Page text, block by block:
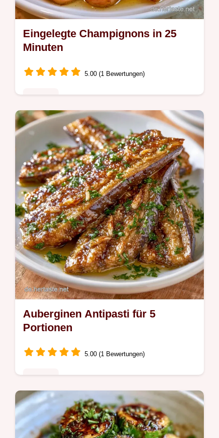
Eingelegte Champignons in 25
Minuten
5.00 (1 Bewertungen)
Eingelegte Champignons, die durch ein
Essigbad knackig bleiben. Die Übersicht zu
Zutaten und ihrer Wirkung erklärt den Effekt.
Fertig in 25 Minuten.
Auberginen Antipasti für 5
Portionen
5.00 (1 Bewertungen)
Auberginen Antipasti mit intensivem
mediterranem Geschmack. Die Sektion
Warum das Ganze funktioniert erklärt die